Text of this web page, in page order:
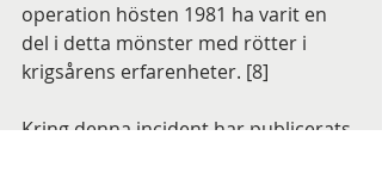
operation hösten 1981 ha varit en
del i detta mönster med rötter i
krigsårens erfarenheter. [8]
Kring denna incident har publicerats